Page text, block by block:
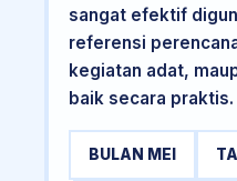
sangat efektif
referensi
kegiatan adat,
baik secara praktis.
BULAN MEI